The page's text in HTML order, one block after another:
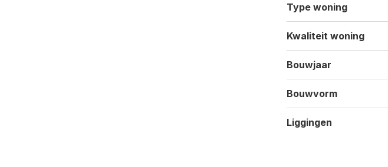
Type woning
Kwaliteit woning
Bouwjaar
Bouwvorm
Liggingen